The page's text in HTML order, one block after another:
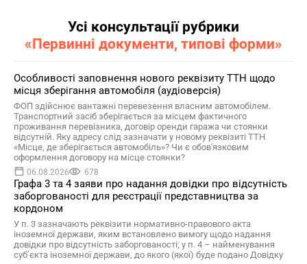
Усі консультації рубрики
«Первинні документи, типові форми»
Особливості заповнення нового реквізиту ТТН щодо
місця зберігання автомобіля (аудіоверсія)
ФОП здійснює вантажні перевезення власним автомобілем.
Транспортний засіб зберігається за місцем фактичного
проживання перевізника, договір оренди гаража чи стоянки
відсутній. Яку адресу слід зазначати у новому реквізиті ТТН
«Місце, де зберігається автомобіль»? Чи є обов'язковим
оформлення договору на місце стоянки?
06.08.2026 678
Графа 3 та 4 заяви про надання довідки про відсутність
заборгованості для реєстрації представництва за
кордоном
У п. 3 зазначають реквізити нормативно-правового акта
іноземної держави, яким встановлено вимогу щодо надання
довідки про відсутність заборгованості; у п. 4 – найменування
суб’єкта іноземної держави, до якого (якої) буде подано Довідку